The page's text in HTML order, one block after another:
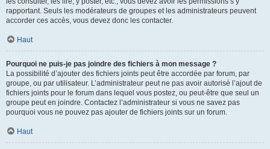
rapportant. Seuls les modérateurs de groupes et les administrateurs peuvent
accorder ces accès, vous devez donc les contacter.
Haut
Pourquoi ne puis-je pas joindre des fichiers à mon message ?
La possibilité d’ajouter des fichiers joints peut être accordée par forum, par
groupe, ou par utilisateur. L’administrateur peut ne pas avoir autorisé l’ajout de
fichiers joints pour le forum dans lequel vous postez, ou peut-être que seul un
groupe peut en joindre. Contactez l’administrateur si vous ne savez pas
pourquoi vous ne pouvez pas ajouter de fichiers joints sur un forum.
Haut